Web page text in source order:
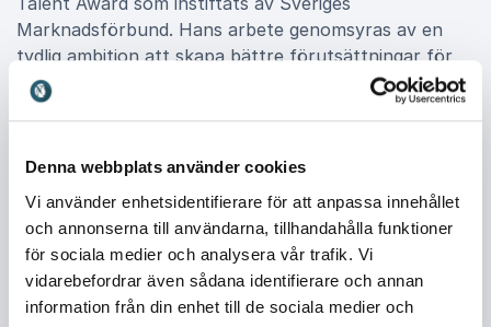
Denna webbplats använder cookies
Vi använder enhetsidentifierare för att anpassa innehållet
och annonserna till användarna, tillhandahålla funktioner
för sociala medier och analysera vår trafik. Vi
vidarebefordrar även sådana identifierare och annan
information från din enhet till de sociala medier och
Marknadsförbund. Hans arbete genomsyras av en
tydlig ambition att skapa bättre förutsättningar för
att fler ska kunna bidra under längre och friskare liv,
vilket i sin tur leder till både samhällsvinster och
Föreläsningen Den nya åldern
John Mellkvists mest uppmärksammade föreläsning
Den nya åldern ger ett brett och insiktsfullt
perspektiv på hur vi ser på ålder idag. Här kombineras